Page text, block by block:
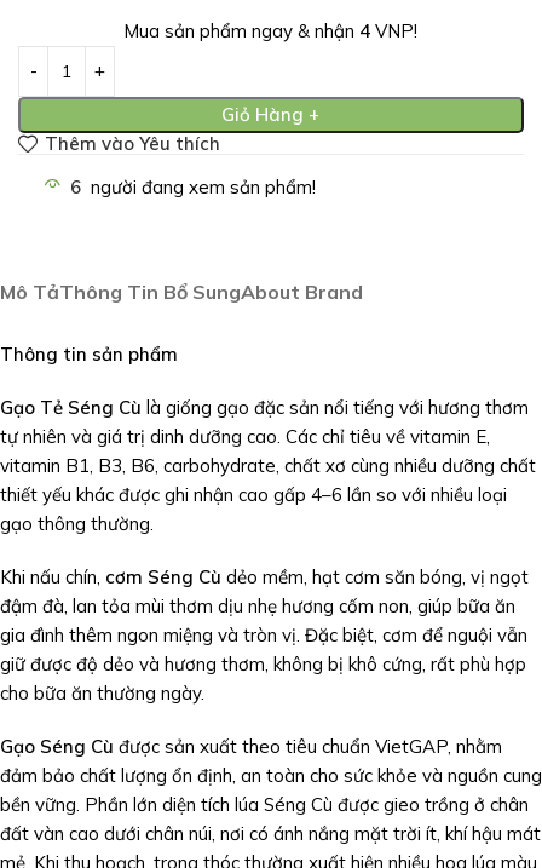
Mua sản phẩm ngay & nhận 4 VNP!
Giỏ Hàng +
Thêm vào Yêu thích
6 người đang xem sản phẩm!
Mô TảThông Tin Bổ SungAbout Brand
Thông tin sản phẩm
Gạo Tẻ Séng Cù là giống gạo đặc sản nổi tiếng với hương thơm
tự nhiên và giá trị dinh dưỡng cao. Các chỉ tiêu về vitamin E,
vitamin B1, B3, B6, carbohydrate, chất xơ cùng nhiều dưỡng chất
thiết yếu khác được ghi nhận cao gấp 4–6 lần so với nhiều loại
gạo thông thường.
Khi nấu chín, cơm Séng Cù dẻo mềm, hạt cơm săn bóng, vị ngọt
đậm đà, lan tỏa mùi thơm dịu nhẹ hương cốm non, giúp bữa ăn
gia đình thêm ngon miệng và tròn vị. Đặc biệt, cơm để nguội vẫn
giữ được độ dẻo và hương thơm, không bị khô cứng, rất phù hợp
cho bữa ăn thường ngày.
Gạo Séng Cù được sản xuất theo tiêu chuẩn VietGAP, nhằm
đảm bảo chất lượng ổn định, an toàn cho sức khỏe và nguồn cung
bền vững. Phần lớn diện tích lúa Séng Cù được gieo trồng ở chân
đất vàn cao dưới chân núi, nơi có ánh nắng mặt trời ít, khí hậu mát
mẻ. Khi thu hoạch, trong thóc thường xuất hiện nhiều hoa lúa màu